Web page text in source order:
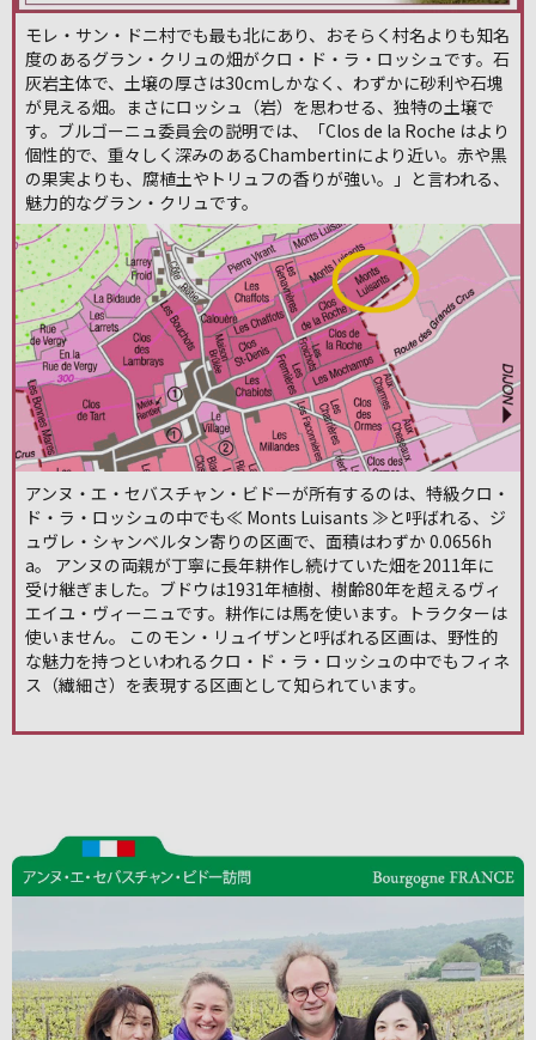
モレ・サン・ドニ村でも最も北にあり、おそらく村名よりも知名
度のあるグラン・クリュの畑がクロ・ド・ラ・ロッシュです。石
灰岩主体で、土壌の厚さは30cmしかなく、わずかに砂利や石塊
が見える畑。まさにロッシュ（岩）を思わせる、独特の土壌で
す。ブルゴーニュ委員会の説明では、「Clos de la Roche はより
個性的で、重々しく深みのあるChambertinにより近い。赤や黒
の果実よりも、腐植土やトリュフの香りが強い。」と言われる、
魅力的なグラン・クリュです。
アンヌ・エ・セバスチャン・ビドーが所有するのは、特級クロ・
ド・ラ・ロッシュの中でも≪ Monts Luisants ≫と呼ばれる、ジ
ュヴレ・シャンベルタン寄りの区画で、面積はわずか 0.0656h
a。 アンヌの両親が丁寧に長年耕作し続けていた畑を2011年に
受け継ぎました。ブドウは1931年植樹、樹齢80年を超えるヴィ
エイユ・ヴィーニュです。耕作には馬を使います。トラクターは
使いません。 このモン・リュイザンと呼ばれる区画は、野性的
な魅力を持つといわれるクロ・ド・ラ・ロッシュの中でもフィネ
ス（繊細さ）を表現する区画として知られています。